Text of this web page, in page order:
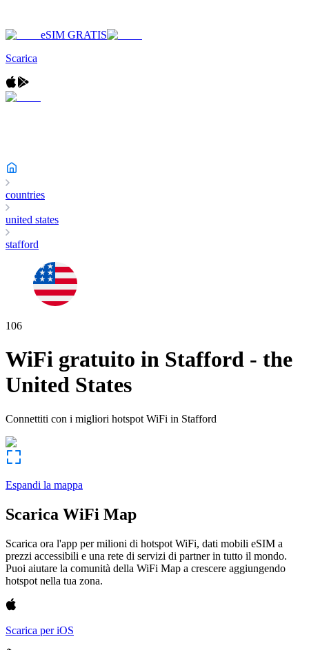
eSIM GRATIS
Scarica
countries
united states
stafford
106
WiFi gratuito in Stafford - the
United States
Connettiti con i migliori hotspot WiFi in Stafford
Espandi la mappa
Scarica WiFi Map
Scarica ora l'app per milioni di hotspot WiFi, dati mobili eSIM a
prezzi accessibili e una rete di servizi di partner in tutto il mondo.
Puoi aiutare la comunità della WiFi Map a crescere aggiungendo
hotspot nella tua zona.
Scarica per iOS